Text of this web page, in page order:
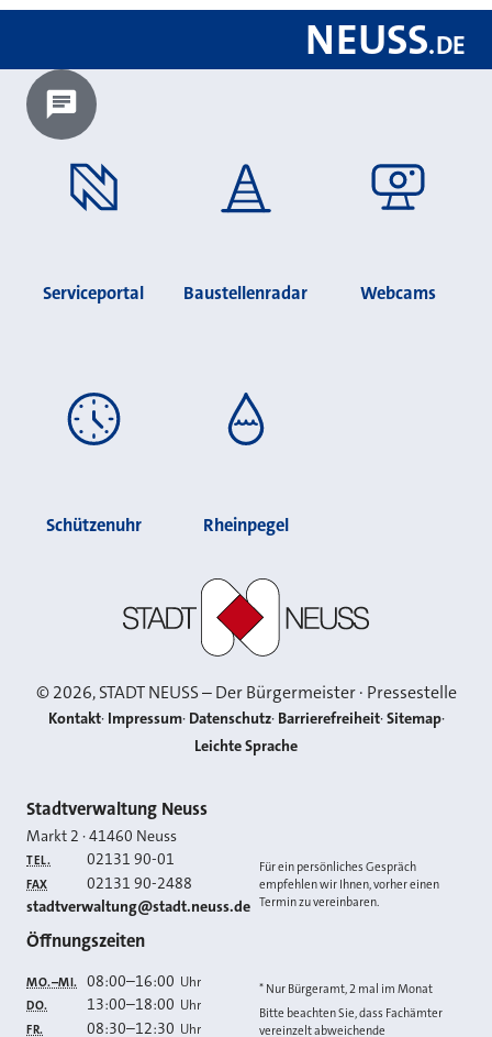
NEUSS.DE
Chatbot laden?
Serviceportal Baustellenradar Webcams
Schützenuhr Rheinpegel
©2026, STADT NEUSS – Der Bürgermeister · Pressestelle
Kontakt Impressum Datenschutz Barrierefreiheit Sitemap
Leichte Sprache
Kontakt
Stadtverwaltung Neuss
Markt 2 ·41460 Neuss
TEL. 02131 90-01
FAX 02131 90-2488
E-MAIL
stadtverwaltung@stadt.neuss.de
Für ein persönliches Gespräch
empfehlen wir Ihnen, vorher einen
Termin zu vereinbaren.
Öffnungszeiten
MO.–MI. 08:00–16:00 Uhr
DO. 13:00–18:00 Uhr
FR. 08:30–12:30 Uhr
* Nur Bürgeramt, 2 mal im Monat
Bitte beachten Sie, dass Fachämter
vereinzelt abweichende